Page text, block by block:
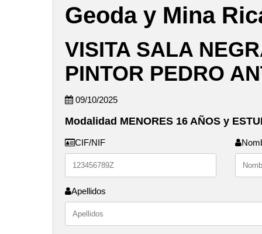
Geoda y Mina
VISITA SALA
PINTOR PEDRO
09/10/2025
Modalidad MENORES 16 AÑOS y
CIF/NIF
Apellidos